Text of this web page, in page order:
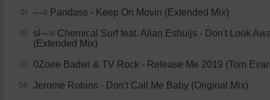
01 ---= Pandass - Keep On Movin (Extended Mix)
02
sl---= Chemical Surf feat. Allan Eshuijs - Don't Look
(Extended Mix)
03 0Zoee Badwi & TV Rock - Release Me 2019 (Tom
04 Jerome Robins - Don't Call Me Baby (Original Mix)